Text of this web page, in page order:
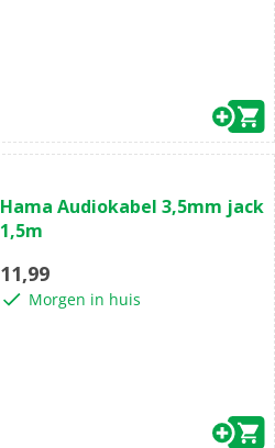
van
de
sterren.
Hama Audiokabel 3,5mm jack
1,5m
11,99
Morgen in huis